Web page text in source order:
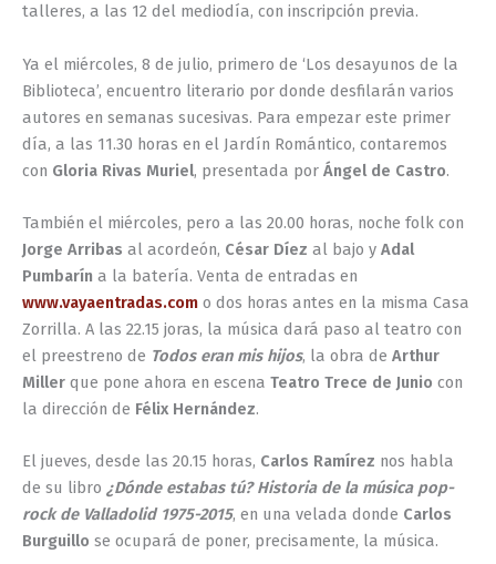
talleres, a las 12 del mediodía, con inscripción previa.
Ya el miércoles, 8 de julio, primero de ‘Los desayunos de la
Biblioteca’, encuentro literario por donde desfilarán varios
autores en semanas sucesivas. Para empezar este primer
día, a las 11.30 horas en el Jardín Romántico, contaremos
con Gloria Rivas Muriel, presentada por Ángel de Castro.
También el miércoles, pero a las 20.00 horas, noche folk con
Jorge Arribas al acordeón, César Díez al bajo y Adal
Pumbarín a la batería. Venta de entradas en
www.vayaentradas.com o dos horas antes en la misma Casa
Zorrilla. A las 22.15 joras, la música dará paso al teatro con
el preestreno de Todos eran mis hijos, la obra de Arthur
Miller que pone ahora en escena Teatro Trece de Junio con
la dirección de Félix Hernández.
El jueves, desde las 20.15 horas, Carlos Ramírez nos habla
de su libro ¿Dónde estabas tú? Historia de la música pop-
rock de Valladolid 1975-2015, en una velada donde Carlos
Burguillo se ocupará de poner, precisamente, la música.